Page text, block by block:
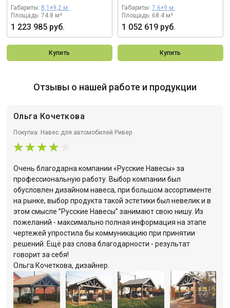
Габариты: 8,1×9,2 м.
Площадь: 74.8 м²
1 223 985 руб.
Купить
Габариты: 7.6×9 м.
Площадь: 68.4 м²
1 052 619 руб.
Купить
Отзывы о нашей работе и продукции
Ольга Кочеткова
Покупка: Навес для автомобилей Ривер
Очень благодарна компании «Русские Навесы» за
профессиональную работу. Выбор компании был
обусловлен дизайном навеса, при большом ассортименте
на рынке, выбор продукта такой эстетики был невелик и в
этом смысле ”Русские Навесы” занимают свою нишу. Из
пожеланий - максимально полная информация на этапе
чертежей упростила бы коммуникацию при принятии
решений. Ещё раз слова благодарности - результат
говорит за себя!
Ольга Кочеткова, дизайнер.